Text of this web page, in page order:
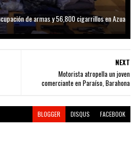
de armas y 56,800 cigarrillos en Azua
NEXT
Motorista atropella un joven
comerciante en Paraíso, Barahona
BLOGGER DISQUS FACEBOOK